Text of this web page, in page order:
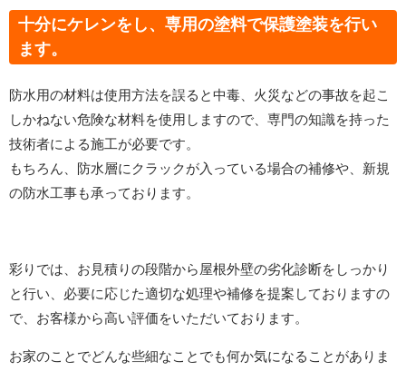
十分にケレンをし、専用の塗料で保護塗装を行い
ます。
防水用の材料は使用方法を誤ると中毒、火災などの事故を起こ
しかねない危険な材料を使用しますので、専門の知識を持った
技術者による施工が必要です。
もちろん、防水層にクラックが入っている場合の補修や、新規
の防水工事も承っております。
彩りでは、お見積りの段階から屋根外壁の劣化診断をしっかり
と行い、必要に応じた適切な処理や補修を提案しておりますの
で、お客様から高い評価をいただいております。
お家のことでどんな些細なことでも何か気になることがありま